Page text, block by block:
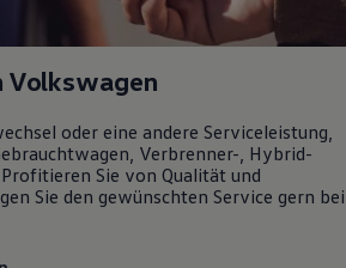
und HU/AU
und Checks
und Flüssigkeiten
und Unfallhilfe
Service
Teile
Volkswagen
oder eine andere Serviceleistung,
, Verbrenner-, Hybrid-
Sie von Qualität und
Sie den gewünschten Service gern bei